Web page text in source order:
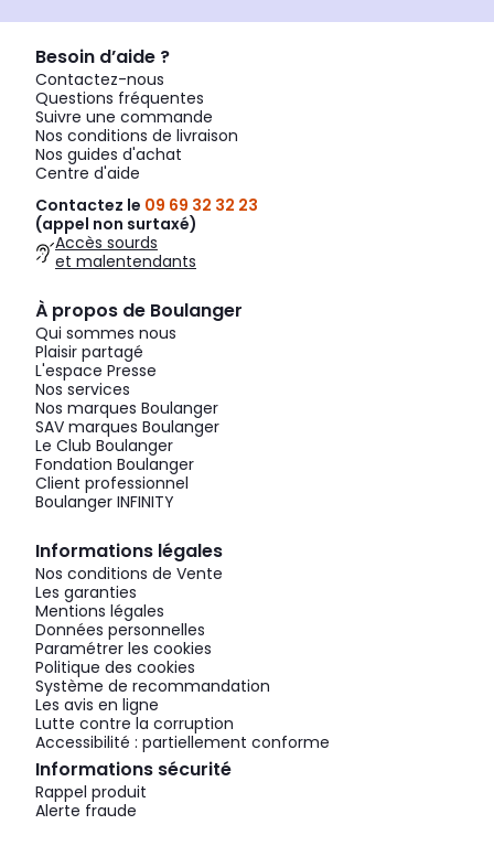
Besoin d’aide ?
Contactez-nous
Questions fréquentes
Suivre une commande
Nos conditions de livraison
Nos guides d'achat
Centre d'aide
Contactez le 09 69 32 32 23
(appel non surtaxé)
Accès sourds
et malentendants
À propos de Boulanger
Qui sommes nous
Plaisir partagé
L'espace Presse
Nos services
Nos marques Boulanger
SAV marques Boulanger
Le Club Boulanger
Fondation Boulanger
Client professionnel
Boulanger INFINITY
Informations légales
Nos conditions de Vente
Les garanties
Mentions légales
Données personnelles
Paramétrer les cookies
Politique des cookies
Système de recommandation
Les avis en ligne
Lutte contre la corruption
Accessibilité : partiellement conforme
Informations sécurité
Rappel produit
Alerte fraude